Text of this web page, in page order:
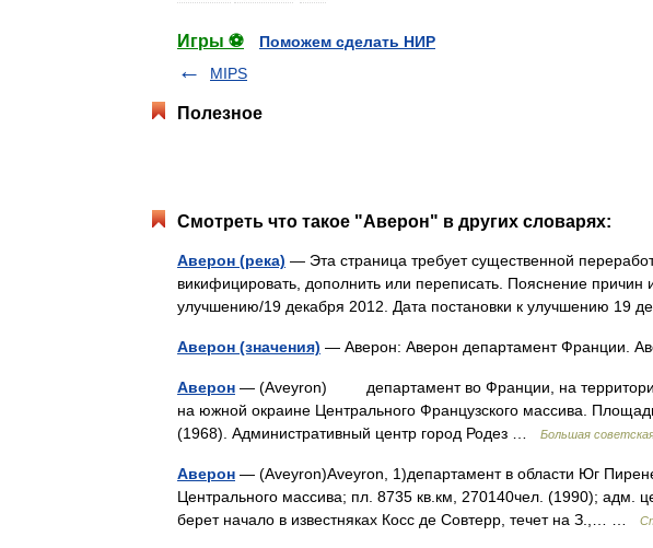
Игры ⚽
Поможем сделать НИР
MIPS
Полезное
Смотреть что такое "Аверон" в других словарях:
Аверон (река) — Эта страница требует существенной
викифицировать, дополнить или переписать. Пояснение
улучшению/19 декабря 2012. Дата постановки к улучшению 19
Аверон (значения) — Аверон: Аверон департамент Франции.
Аверон — (Aveyron) департамент во Франции, на территории
на южной окраине Центрального Французского массива.
(1968). Административный центр город Родез …
Большая
Аверон — (Aveyron)Aveyron, 1)департамент в области Юг
Центрального массива; пл. 8735 кв.км, 270140чел. (1990); адм.
берет начало в известняках Косс де Совтерр, течет на З.,… …